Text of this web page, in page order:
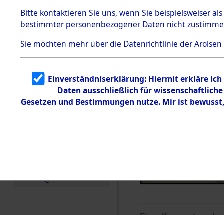
5.3.1 Alliierte
Erhebungen
zu
Todesmärsch
en
5.3.2
Identifizierun
g
5.3.3
Todesmärsch
e
Bitte kontaktieren Sie uns, wenn Sie beispielsweiser
bestimmter personenbezogener Daten nicht
Sie möchten mehr über die Datenrichtlinie der Arolsen
Einverständniserklärung: Hiermit erkläre
Daten ausschließlich für
Gesetzen und Bestimmungen nutze. Mir ist